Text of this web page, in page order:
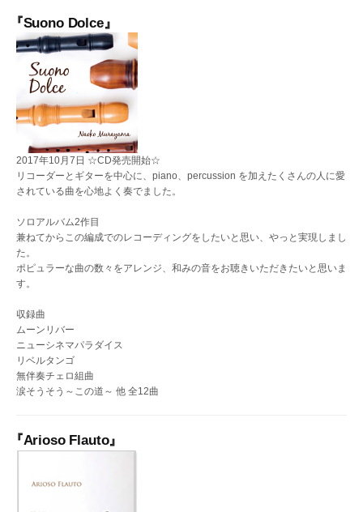
ー
シ
ョ
ン
Suono Dolce』
2017年10月7日 ☆CD発売開始☆
リコーダーとギターを中心に、piano、percussion を加えたくさんの人に愛
されている曲を心地よく奏でました。
ソロアルバム2作目
兼ねてからこの編成でのレコーディングをしたいと思い、やっと実現しまし
た。
ポピュラーな曲の数々をアレンジ、和みの音をお聴きいただきたいと思いま
す。
収録曲
ムーンリバー
ニューシネマパラダイス
リベルタンゴ
無伴奏チェロ組曲
涙そうそう～この道～ 他 全12曲
Arioso Flauto』